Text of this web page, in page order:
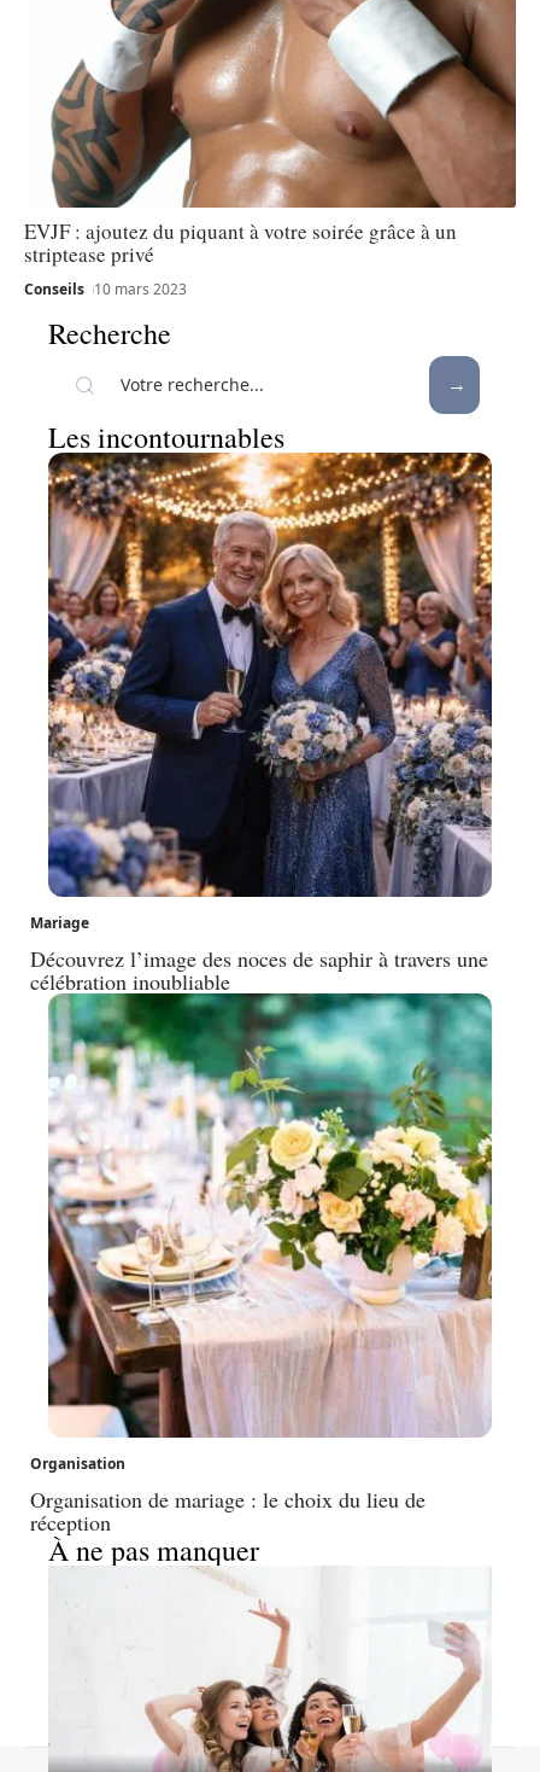
EVJF : ajoutez du piquant à votre soirée grâce à un
striptease privé
Conseils 10 mars 2023
Recherche
Les incontournables
Mariage
Découvrez l’image des noces de saphir à travers une
célébration inoubliable
Organisation
Organisation de mariage : le choix du lieu de
réception
À ne pas manquer